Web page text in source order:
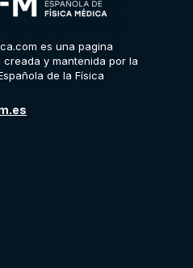
el tratamiento de
es una pagina
creada y mantenida por la
de la Física